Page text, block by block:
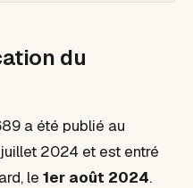
du
a été publié au
2024 et est entré
le 1er août 2024.